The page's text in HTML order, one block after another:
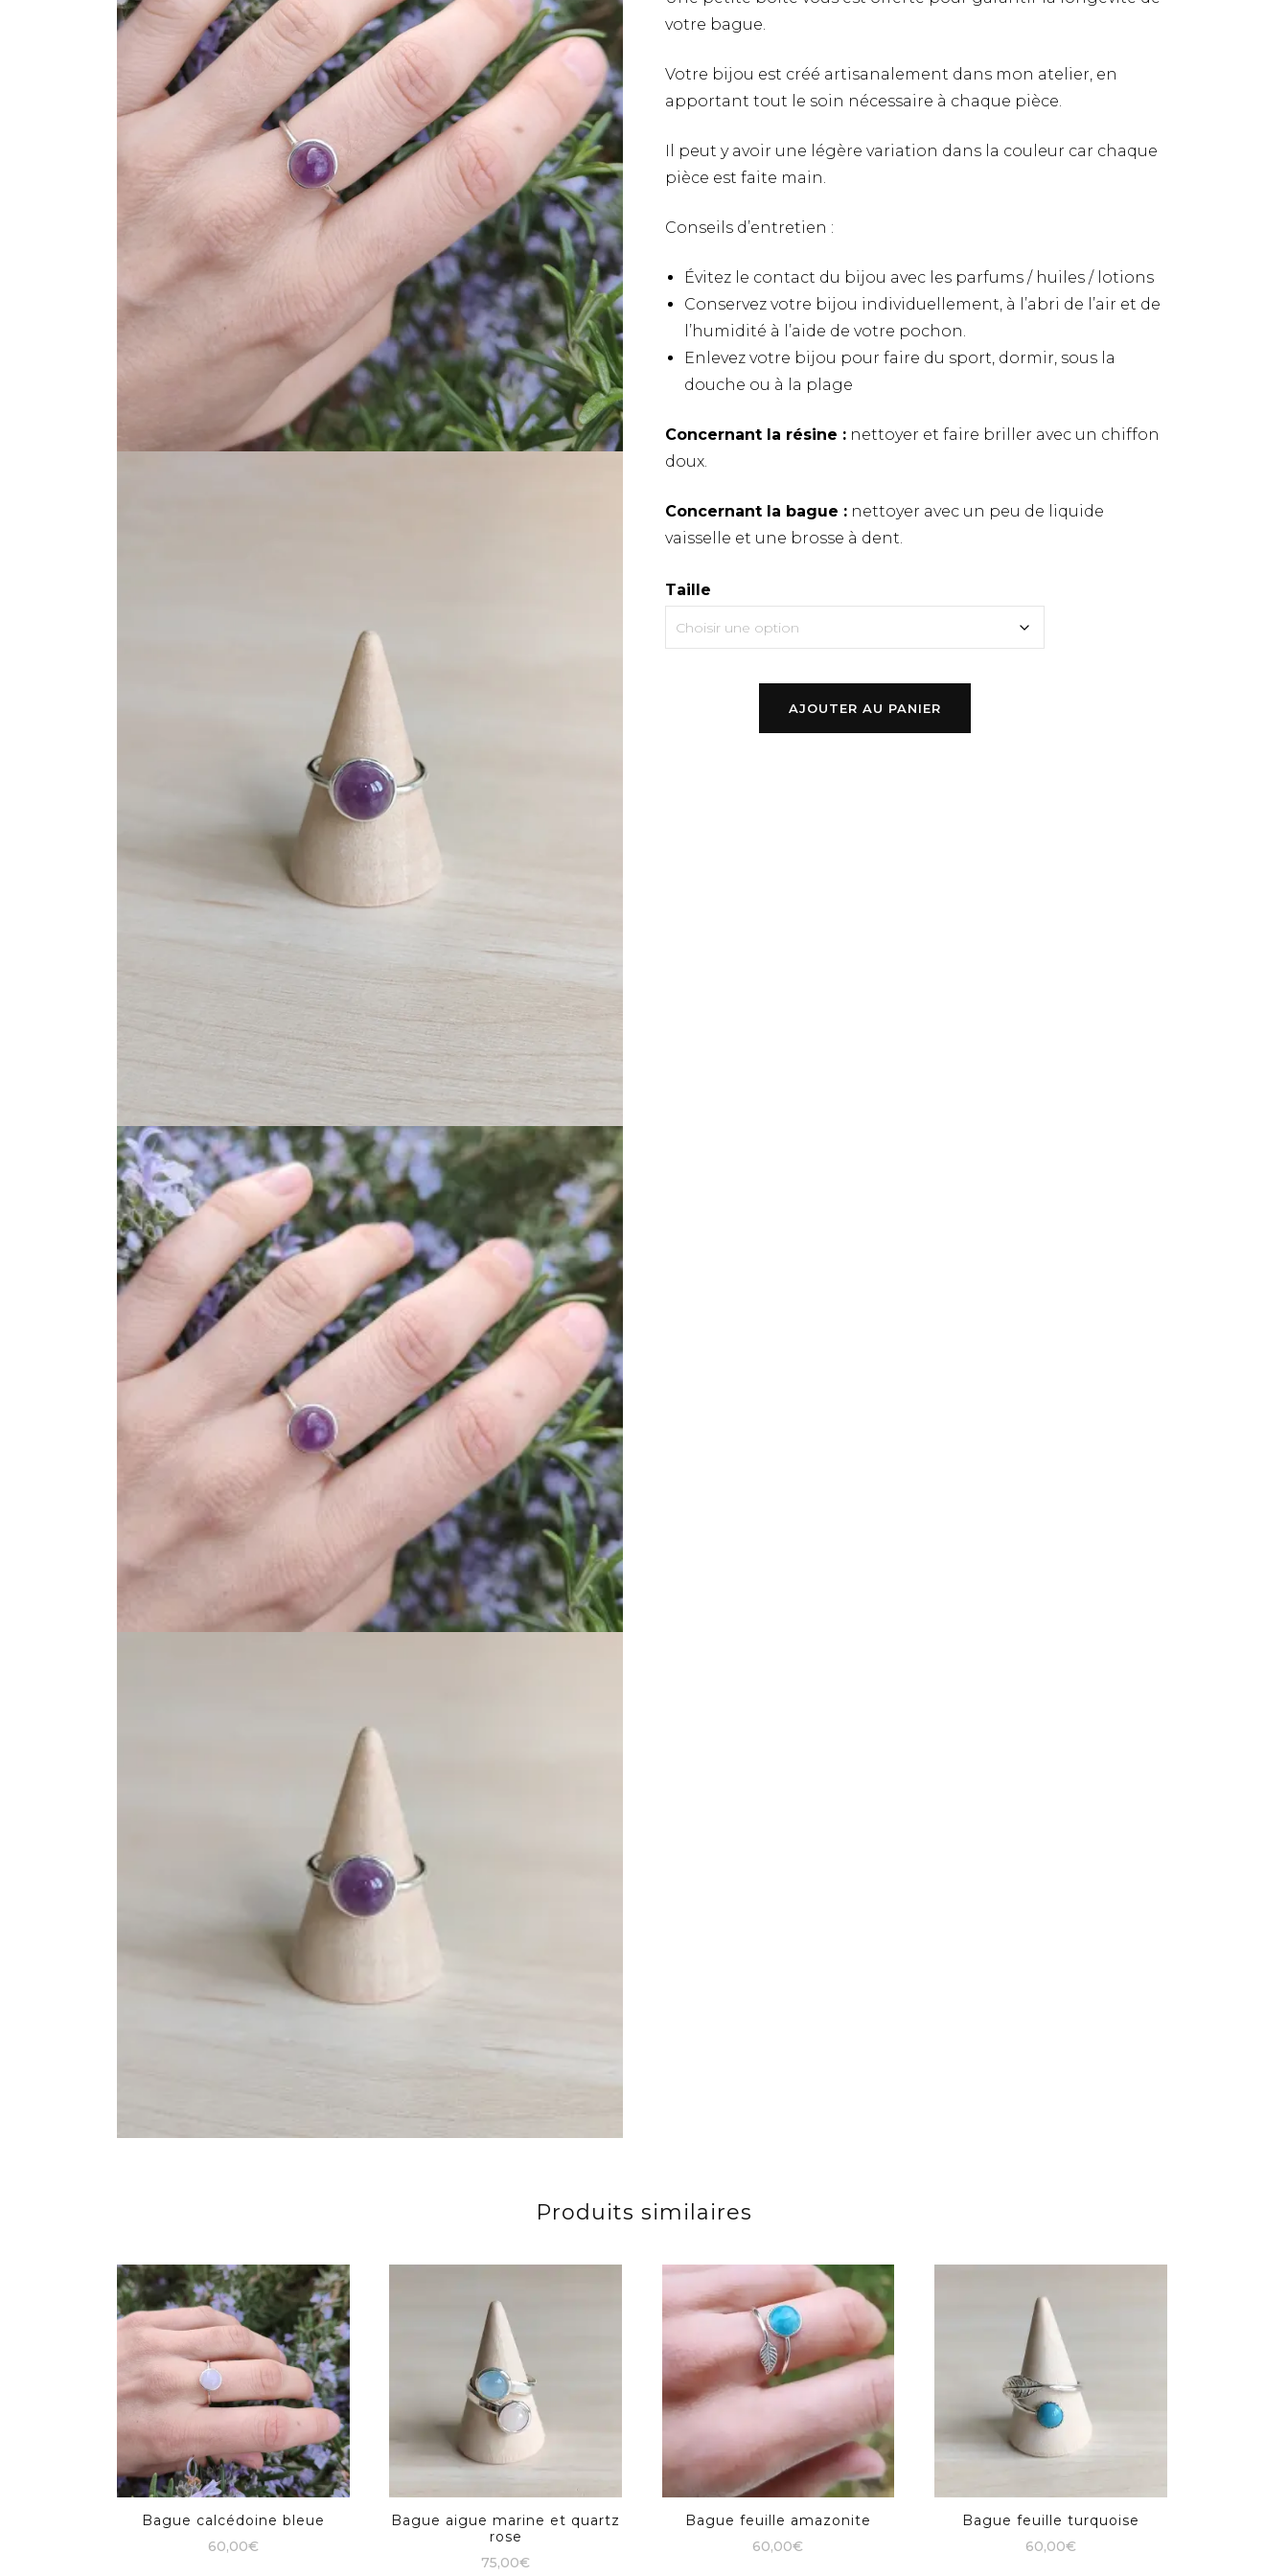
Bagues
Bagues
Bracelets
Bagues
Bagues
Puces d’oreilles
Bracelets
Scille à deux feuilles
Rose
Pivoine
Bleuet
Gypsophile
Hortensia
Fleur de carotte sauvage
Myosotis
Malachite
votre bague.
Votre bijou est créé artisanalement dans mon atelier, en
apportant tout le soin nécessaire à chaque pièce.
Il peut y avoir une légère variation dans la couleur car chaque
pièce est faite main.
Conseils d’entretien :
Évitez le contact du bijou avec les parfums / huiles / lotions
Conservez votre bijou individuellement, à l’abri de l’air et de
l’humidité à l’aide de votre pochon.
Enlevez votre bijou pour faire du sport, dormir, sous la
douche ou à la plage
Concernant la résine : nettoyer et faire briller avec un chiffon
doux.
Concernant la bague : nettoyer avec un peu de liquide
vaisselle et une brosse à dent.
Taille
AJOUTER AU PANIER
Produits similaires
Bague calcédoine bleue
60,00€
Bague aigue marine et quartz
rose
75,00€
Bague feuille amazonite
60,00€
Bague feuille turquoise
60,00€